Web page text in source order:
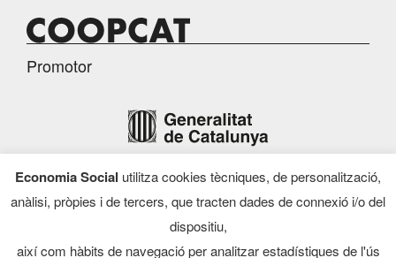
Promotor
Finançament
Economia Social utilitza cookies tècniques, de personalització,
anàlisi, pròpies i de tercers, que tracten dades de connexió i/o del
dispositiu,
així com hàbits de navegació per analitzar estadístiques de l'ús